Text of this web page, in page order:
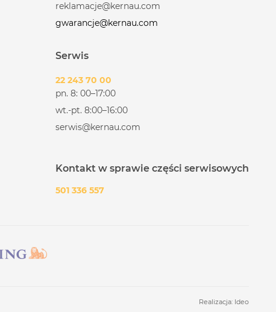
reklamacje@kernau.com
gwarancje@kernau.com
Serwis
22 243 70 00
pn. 8: 00–17:00
wt.-pt. 8:00–16:00
serwis@kernau.com
Kontakt w sprawie części serwisowych
501 336 557
Realizacja: Ideo